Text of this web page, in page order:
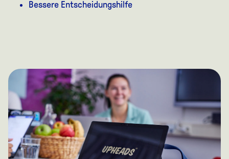
Bessere Entscheidungshilfe